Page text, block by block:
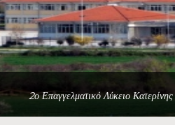
2ο Επαγγελματικό Λύκειο Κατερίνης